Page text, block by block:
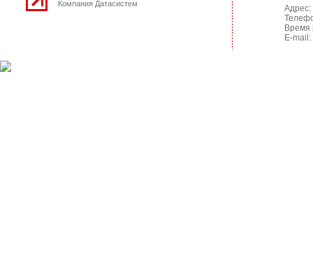
Компания Датасистем
Адрес:
Время
E-